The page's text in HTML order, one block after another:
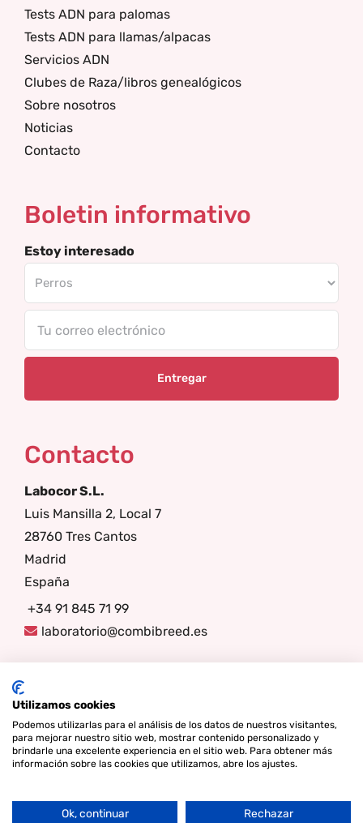
Tests ADN para palomas
Tests ADN para llamas/alpacas
Servicios ADN
Clubes de Raza/libros genealógicos
Sobre nosotros
Noticias
Contacto
Boletin informativo
Estoy interesado
electrónico
Contacto
Labocor S.L.
Luis Mansilla 2, Local 7
28760 Tres Cantos
Madrid
España
+34 91 845 71 99
laboratorio@combibreed.es
Síganos
Utilizamos cookies
Podemos utilizarlas para el análisis de los datos de nuestros visitantes,
para mejorar nuestro sitio web, mostrar contenido personalizado y
brindarle una excelente experiencia en el sitio web. Para obtener más
información sobre las cookies que utilizamos, abre los ajustes.
Ok, continuar Rechazar